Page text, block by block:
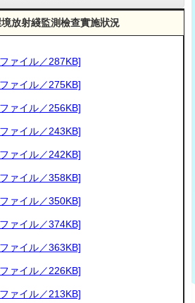
放射綫監測檢查實施狀況
ァイル／287KB]
ァイル／275KB]
ァイル／256KB]
ァイル／243KB]
ァイル／242KB]
ァイル／358KB]
ァイル／350KB]
ァイル／374KB]
ァイル／363KB]
ァイル／226KB]
ァイル／213KB]